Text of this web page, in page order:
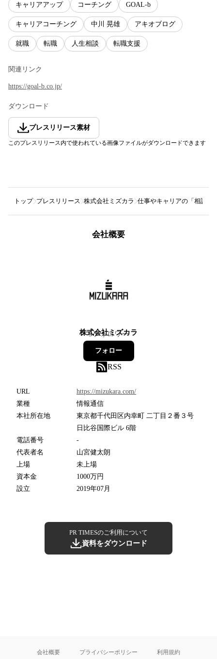
キャリアアップ コーチング GOAL-b
キャリアコーチング 中川 晃雄 アキオブログ
就職 転職 人生相談 転職支援
関連リンク
https://goal-b.co.jp/
ダウンロード
プレスリリース素材
このプレスリリース内で使われている画像ファイルがダウンロードできます
トップ プレスリリース 株式会社ミズカラ 仕事やキャリアの「相談
会社概要
株式会社ミズカラ
5フォロワー
フォロー
RSS
URL
https://mizukara.com/
業種
情報通信
本社所在地
東京都千代田区内幸町 二丁目２番３号
日比谷国際ビル 6階
電話番号
-
代表者名
山宮健太朗
上場
未上場
資本金
1000万円
設立
2019年07月
PR TIMESのご利用について
資料をダウンロード
会社概要 プライバシーポリシー 利用規約